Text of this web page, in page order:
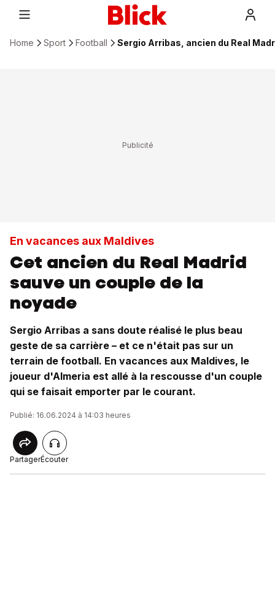
Home Sport Football Sergio Arribas, ancien du Real
En vacances aux Maldives
Cet ancien du Real Madrid
sauve un couple de la
noyade
Sergio Arribas a sans doute réalisé le plus beau
geste de sa carrière – et ce n'était pas sur un
terrain de football. En vacances aux Maldives, le
joueur d'Almeria est allé à la rescousse d'un couple
qui se faisait emporter par le courant.
Publié: 16.06.2024 à 14:03 heures
PartagerÉcouter